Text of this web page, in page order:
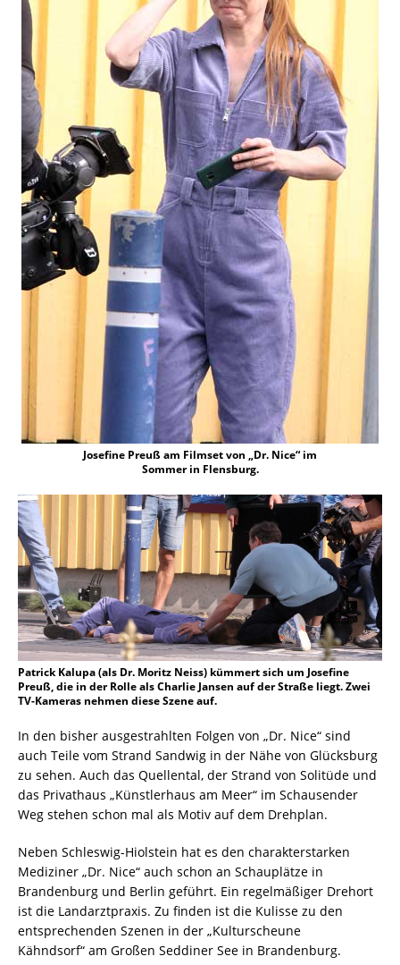
Josefine Preuß am Filmset von „Dr. Nice“ im
Sommer in Flensburg.
Patrick Kalupa (als Dr. Moritz Neiss) kümmert sich um Josefine
Preuß, die in der Rolle als Charlie Jansen auf der Straße liegt. Zwei
TV-Kameras nehmen diese Szene auf.
In den bisher ausgestrahlten Folgen von „Dr. Nice“ sind
auch Teile vom Strand Sandwig in der Nähe von Glücksburg
zu sehen. Auch das Quellental, der Strand von Solitüde und
das Privathaus „Künstlerhaus am Meer“ im Schausender
Weg stehen schon mal als Motiv auf dem Drehplan.
Neben Schleswig-Hiolstein hat es den charakterstarken
Mediziner „Dr. Nice“ auch schon an Schauplätze in
Brandenburg und Berlin geführt. Ein regelmäßiger Drehort
ist die Landarztpraxis. Zu finden ist die Kulisse zu den
entsprechenden Szenen in der „Kulturscheune
Kähndsorf“ am Großen Seddiner See in Brandenburg.